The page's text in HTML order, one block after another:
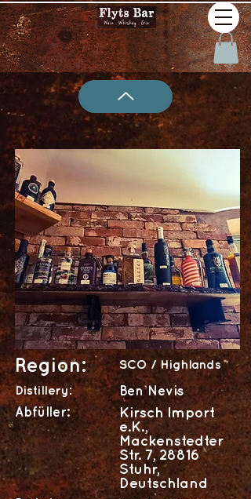
W79 SIGNATORY SINGLE
CASK SEASONS WHISKY
BEN NEVIS 2013/2021
SPRING
Region:
Distillery:
Abfüller:
SCO / Highlands
Ben Nevis
Kirsch Import
e.K.,
Mackenstedter
Str. 7, 28816
Stuhr,
Deutschland